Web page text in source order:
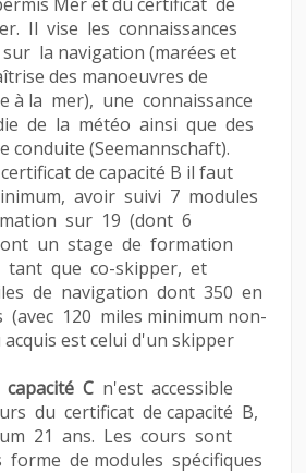
Mer et du certificat de
Il vise les connaissances
la navigation (marées et
des manoeuvres de
à la mer), une connaissance
de la météo ainsi que des
conduite (Seemannschaft).
de capacité B il faut
avoir suivi 7 modules
sur 19 (dont 6
un stage de formation
tant que co-skipper, et
de navigation dont 350 en
120 miles minimum non-
acquis est celui d'un skipper
Cn'est accessible
du certificat de capacité B,
21 ans. Les cours sont
forme de modules spécifiques